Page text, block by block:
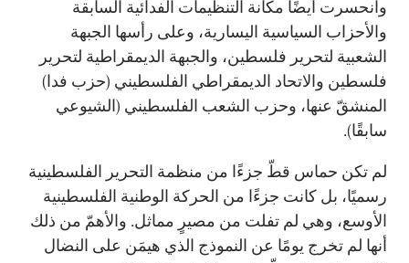
وانحسرت أيضًا مكانة التنظيمات الفدائية السابقة
والأحزاب السياسية اليسارية، وعلى رأسها الجبهة
الشعبية لتحرير فلسطين، والجبهة الديمقراطية لتحرير
فلسطين والاتحاد الديمقراطي الفلسطيني (حزب فدا)
المنشقّ عنها، وحزب الشعب الفلسطيني (الشيوعي
سابقًا).
لم تكن حماس قطّ جزءًا من منظمة التحرير الفلسطينية
رسميًا، بل كانت جزءًا من الحركة الوطنية الفلسطينية
الأوسع، وهي لم تفلت من مصيرٍ مماثل. والأهمّ من ذلك
أنها لم تخرج يومًا عن النموذج الذي هيمَن على النضال